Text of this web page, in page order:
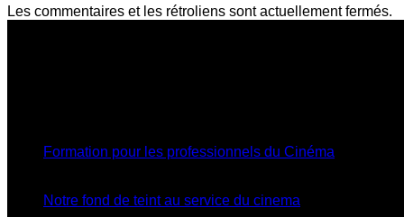
Les commentaires et les rétroliens sont actuellement fermés.
Formation pour les professionnels du Cinéma
Notre fond de teint au service du cinema